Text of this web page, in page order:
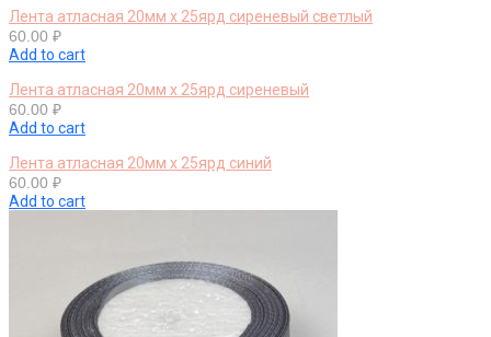
Лента атласная 20мм х 25ярд сиреневый светлый
60.00 ₽
Add to cart
Лента атласная 20мм х 25ярд сиреневый
60.00 ₽
Add to cart
Лента атласная 20мм х 25ярд синий
60.00 ₽
Add to cart